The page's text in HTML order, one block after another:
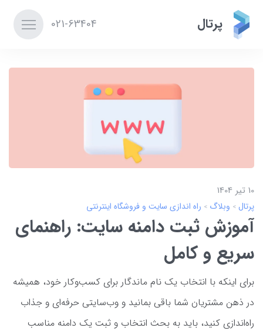
پرتال 021-63404
10 تير 1404
پرتال وبلاگ راه اندازی سایت و فروشگاه اینترنتی
آموزش ثبت دامنه سایت: راهنمای
سریع و کامل
برای اینکه با انتخاب یک نام ماندگار برای کسب‌وکار خود، همیشه
در ذهن مشتریان شما باقی بمانید و وب‌سایتی حرفه‌ای و جذاب
راه‌اندازی کنید، باید به بحث انتخاب و ثبت یک دامنه مناسب